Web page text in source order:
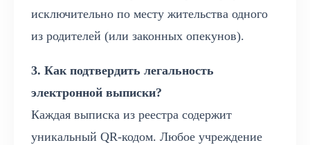
исключительно по месту жительства одного
из родителей (или законных опекунов).
3. Как подтвердить легальность
электронной выписки?
Каждая выписка из реестра содержит
уникальный QR-кодом. Любое учреждение